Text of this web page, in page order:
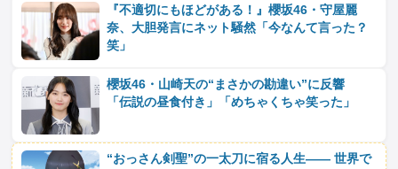
『不適切にもほどがある！』櫻坂46・守屋麗
奈、大胆発言にネット騒然「今なんて言った？
笑」
櫻坂46・山崎天の“まさかの勘違い”に反響
「伝説の昼食付き」「めちゃくちゃ笑った」
“おっさん剣聖”の一太刀に宿る人生―― 世界で